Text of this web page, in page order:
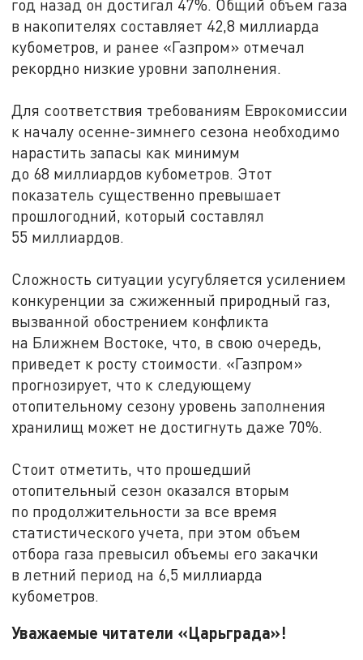
год назад он достигал 47%. Общий объем газа
в накопителях составляет 42,8 миллиарда
кубометров, и ранее «Газпром» отмечал
рекордно низкие уровни заполнения.
Для соответствия требованиям Еврокомиссии
к началу осенне-зимнего сезона необходимо
нарастить запасы как минимум
до 68 миллиардов кубометров. Этот
показатель существенно превышает
прошлогодний, который составлял
55 миллиардов.
Сложность ситуации усугубляется усилением
конкуренции за сжиженный природный газ,
вызванной обострением конфликта
на Ближнем Востоке, что, в свою очередь,
приведет к росту стоимости. «Газпром»
прогнозирует, что к следующему
отопительному сезону уровень заполнения
хранилищ может не достигнуть даже 70%.
Стоит отметить, что прошедший
отопительный сезон оказался вторым
по продолжительности за все время
статистического учета, при этом объем
отбора газа превысил объемы его закачки
в летний период на 6,5 миллиарда
кубометров.
Уважаемые читатели «Царьграда»!